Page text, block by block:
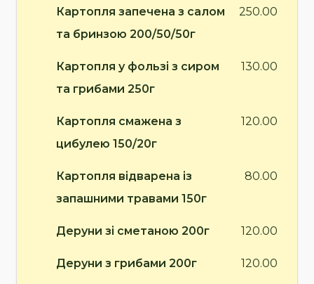
Картопля запечена з салом
та бринзою 200/50/50г
250.00
Картопля у фользі з сиром
та грибами 250г
130.00
Картопля смажена з
цибулею 150/20г
120.00
Картопля відварена із
запашними травами 150г
80.00
Деруни зі сметаною 200г 120.00
Деруни з грибами 200г 120.00